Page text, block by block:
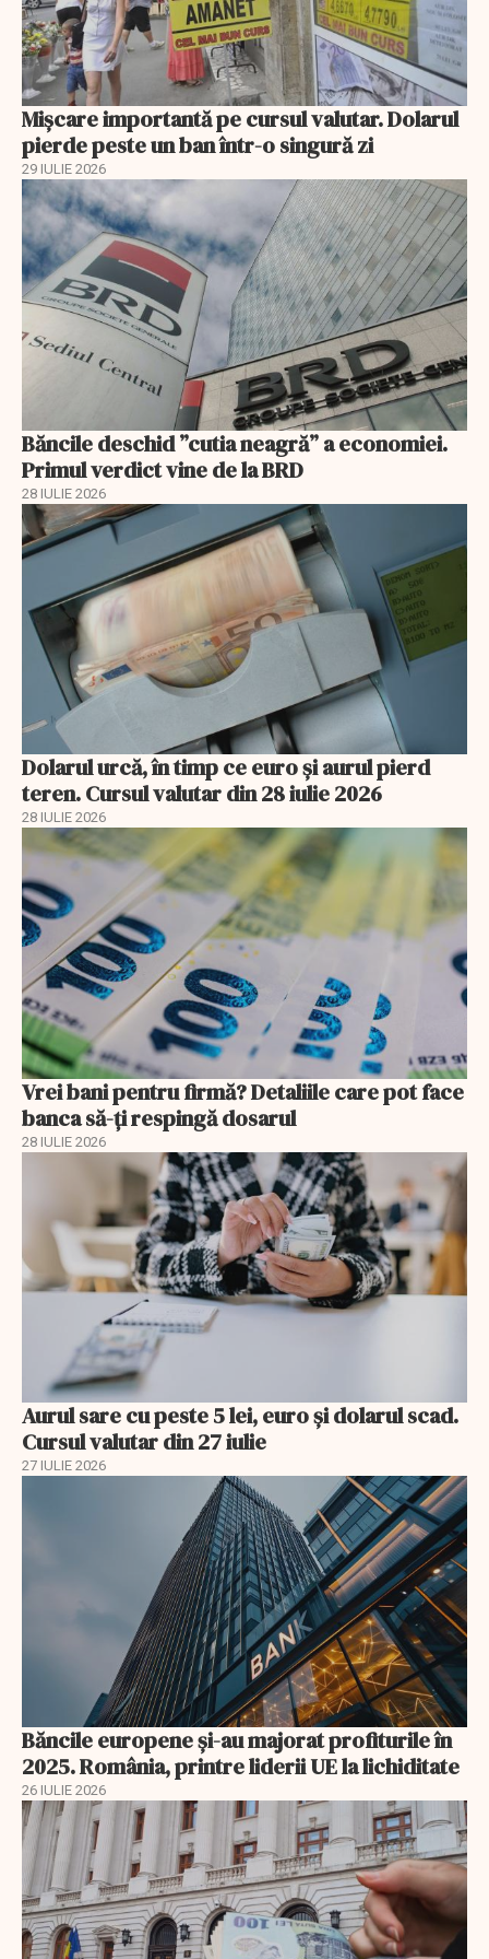
Mișcare importantă pe cursul valutar. Dolarul
pierde peste un ban într-o singură zi
29 IULIE 2026
Băncile deschid ”cutia neagră” a economiei.
Primul verdict vine de la BRD
28 IULIE 2026
Dolarul urcă, în timp ce euro și aurul pierd
teren. Cursul valutar din 28 iulie 2026
28 IULIE 2026
Vrei bani pentru firmă? Detaliile care pot face
banca să-ți respingă dosarul
28 IULIE 2026
Aurul sare cu peste 5 lei, euro și dolarul scad.
Cursul valutar din 27 iulie
27 IULIE 2026
Băncile europene și-au majorat profiturile în
2025. România, printre liderii UE la lichiditate
26 IULIE 2026